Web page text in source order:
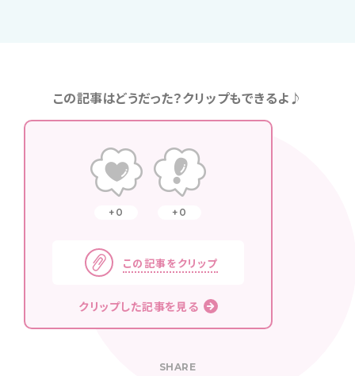
この記事はどうだった？クリップもできるよ♪
0 0
この記事をクリップ
クリップした記事を見る
SHARE